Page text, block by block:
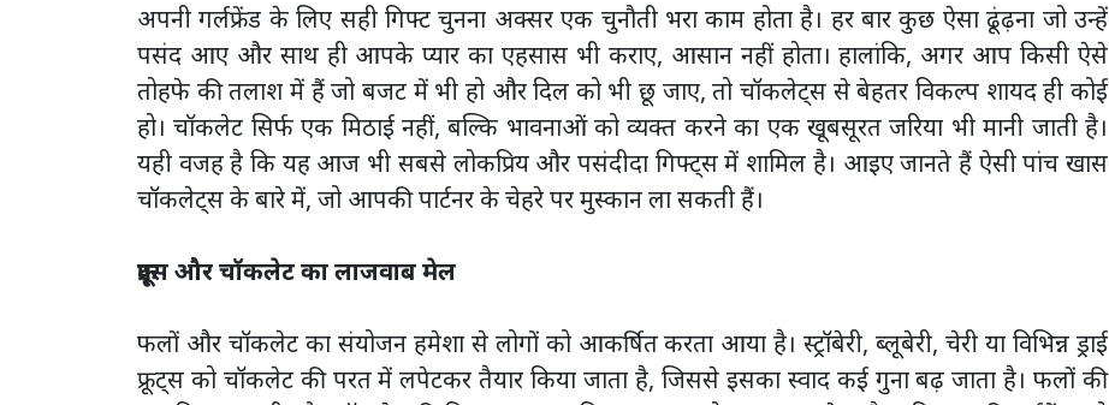
अपनी गर्लफ्रेंड के लिए सही गिफ्ट चुनना अक्सर एक चुनौती भरा काम होता है। हर बार कुछ ऐसा ढूंढ़ना जो उन्हें
पसंद आए और साथ ही आपके प्यार का एहसास भी कराए, आसान नहीं होता। हालांकि, अगर आप किसी ऐसे
तोहफे की तलाश में हैं जो बजट में भी हो और दिल को भी छू जाए, तो चॉकलेट्स से बेहतर विकल्प शायद ही कोई
हो। चॉकलेट सिर्फ एक मिठाई नहीं, बल्कि भावनाओं को व्यक्त करने का एक खूबसूरत जरिया भी मानी जाती है।
यही वजह है कि यह आज भी सबसे लोकप्रिय और पसंदीदा गिफ्ट्स में शामिल है। आइए जानते हैं ऐसी पांच खास
चॉकलेट्स के बारे में, जो आपकी पार्टनर के चेहरे पर मुस्कान ला सकती हैं।
फ्रूट्स और चॉकलेट का लाजवाब मेल
फलों और चॉकलेट का संयोजन हमेशा से लोगों को आकर्षित करता आया है। स्ट्रॉबेरी, ब्लूबेरी, चेरी या विभिन्न ड्राई
फ्रूट्स को चॉकलेट की परत में लपेटकर तैयार किया जाता है, जिससे इसका स्वाद कई गुना बढ़ जाता है। फलों की